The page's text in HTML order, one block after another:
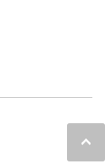
keyboard_arrow_up